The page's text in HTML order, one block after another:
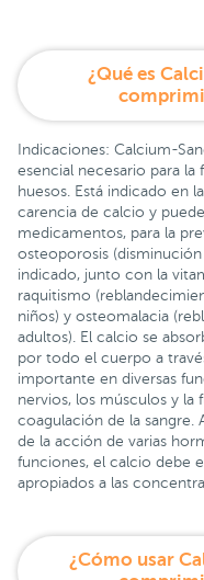
¿Qué es
Indicaciones: Calcium-
esencial necesario para
huesos. Está indicado en
carencia de calcio y
medicamentos, para la
osteoporosis (disminución
indicado, junto con la
raquitismo
niños) y osteomalacia
adultos). El calcio se
por todo el cuerpo a
importante en diversas
nervios, los músculos y la
coagulación de la
de la acción de varias
funciones, el calcio debe
apropiados a las
¿Cómo usar